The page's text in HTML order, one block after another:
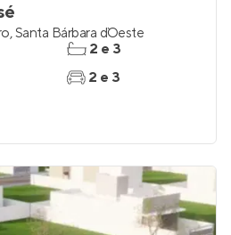
,Santa Bárbara d`Oeste
2 e 3
2 e 3